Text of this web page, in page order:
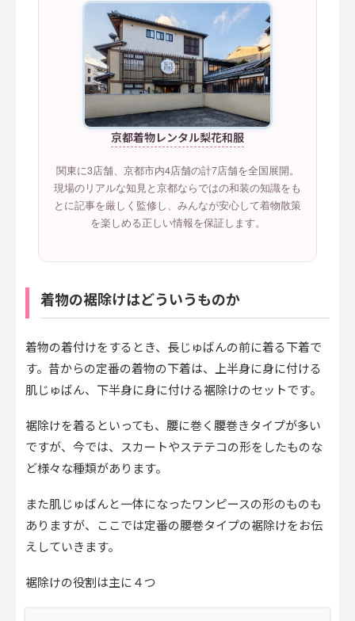
京都着物レンタル梨花和服
関東に3店舗、京都市内4店舗の計7店舗を全国展開。
現場のリアルな知見と京都ならではの和装の知識をも
とに記事を厳しく監修し、みんなが安心して着物散策
を楽しめる正しい情報を保証します。
着物の裾除けはどういうものか
着物の着付けをするとき、長じゅばんの前に着る下着で
す。昔からの定番の着物の下着は、上半身に身に付ける
肌じゅばん、下半身に身に付ける裾除けのセットです。
裾除けを着るといっても、腰に巻く腰巻きタイプが多い
ですが、今では、スカートやステテコの形をしたものな
ど様々な種類があります。
また肌じゅばんと一体になったワンピースの形のものも
ありますが、ここでは定番の腰巻タイプの裾除けをお伝
えしていきます。
裾除けの役割は主に４つ